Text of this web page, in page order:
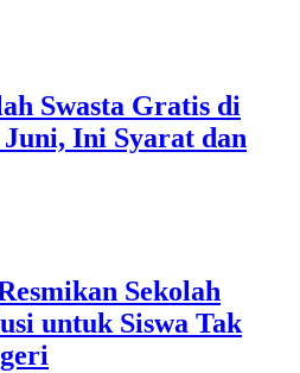
Swasta Gratis di
Ini Syarat dan
Sekolah
untuk Siswa Tak